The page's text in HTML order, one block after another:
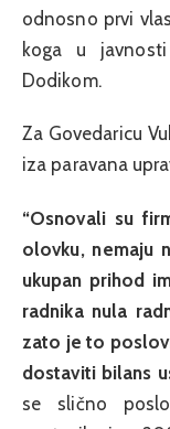
odnosno prvi
koga u
Dodikom.
Za Govedaricu
iza paravana
“Osnovali su
olovku, nemaju
ukupan prihod
radnika nula
zato je to
dostaviti bilans
se slično